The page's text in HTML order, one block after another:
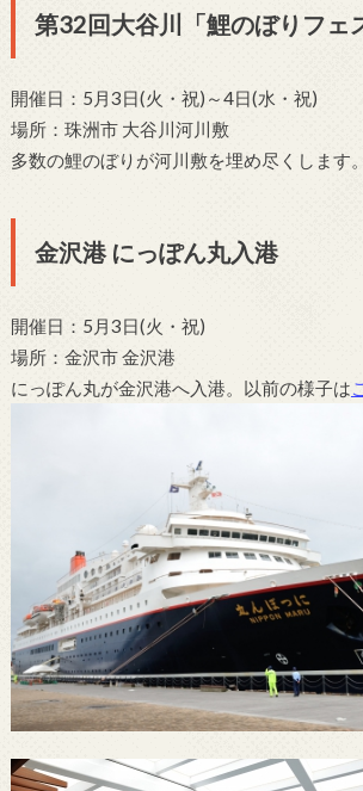
第32回大谷川「鯉のぼりフェ
開催日：5月3日(火・祝)～4日(水・祝)
場所：珠洲市 大谷川河川敷
多数の鯉のぼりが河川敷を埋め尽くします。
金沢港 にっぽん丸入港
開催日：5月3日(火・祝)
場所：金沢市 金沢港
にっぽん丸が金沢港へ入港。以前の様子は